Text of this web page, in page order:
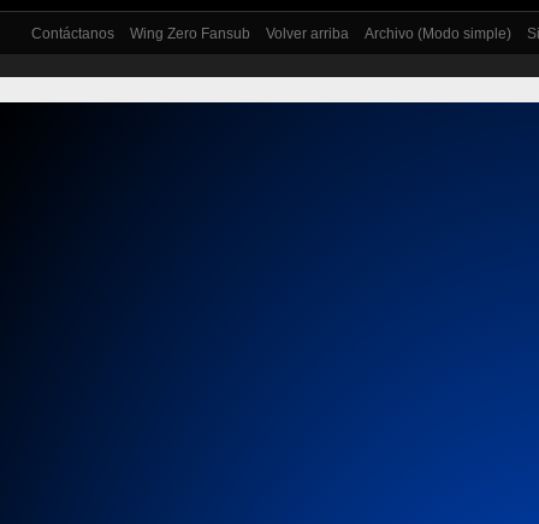
Contáctanos Wing Zero Fansub Volver arriba Archivo (Modo simple)